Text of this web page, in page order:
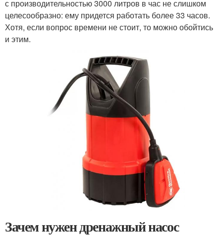
с производительностью 3000 литров в час не слишком
целесообразно: ему придется работать более 33 часов.
Хотя, если вопрос времени не стоит, то можно обойтись
и этим.
Зачем нужен дренажный насос